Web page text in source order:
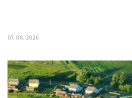
07. 08. 2026